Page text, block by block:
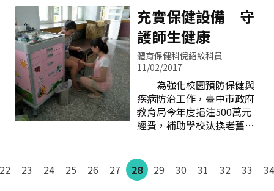
造幸福心學園》中，不讓教
育
雅區大明國小張崴耑老師的
社會區域共備社群及清水區
清水國小陳維民老師的
system國小數學備課研究室
等，都是自主共備學習的標
竿。 有鑒於此，在「看
見不一樣的教學風貌」前提
下，本市教育局特別委請國
教輔導團數學學習領域國小
輔導小組輔導員，同時也是
教師清水國小陳維民老師協
助規劃6場次「數學夢想
家」系列工作坊，分別邀請
的師長、家長、學生熱情參
與，活動圓滿成功。 上午由
教育局劉副局長火欽出席開
幕式，下午彭局長富源親自
參觀體驗各校特色課程，彭
局長與各校的展示攤位、教
室的老師及學生熱絡互動，
體驗每個學校生動又有趣的
精彩課程，見證臺中市教育
發展成果。 教育部「高中優
年度起開辦，透過計畫的輔
助，引領高中教師專業成
充實保健設備 守
護師生健康
體育保健科倪紹紋科員
11/02/2017
為強化校園預防保健與
疾病防治工作，臺中市政府
教育局今年度挹注500萬元
經費，補助學校汰換老舊健
所學校。教育局長彭富源表
示，市府每年編列預算補助
22 23 24 25 26 27 28 29 30 31 32 33 34